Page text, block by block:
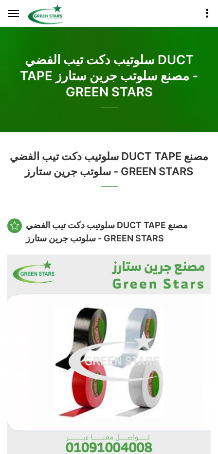
سلوتيب دكت تيب الفضي DUCT
TAPE مصنع سلوتب جرين ستارز -
GREEN STARS
سلوتيب دكت تيب الفضي DUCT TAPE مصنع
سلوتب جرين ستارز - GREEN STARS
سلوتيب دكت تيب الفضي DUCT TAPE مصنع
سلوتب جرين ستارز - GREEN STARS